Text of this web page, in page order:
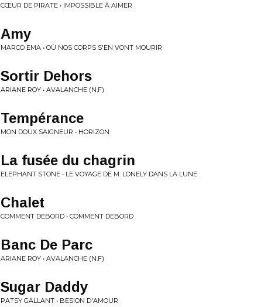
CŒUR DE PIRATE • IMPOSSIBLE À AIMER
Amy
MARCO EMA • OÙ NOS CORPS S'EN VONT MOURIR
Sortir Dehors
ARIANE ROY • AVALANCHE (N​.​F)
Tempérance
MON DOUX SAIGNEUR • HORIZON
La fusée du chagrin
ELEPHANT STONE • LE VOYAGE DE M. LONELY DANS LA LUNE
Chalet
COMMENT DEBORD • COMMENT DEBORD
Banc De Parc
ARIANE ROY • AVALANCHE (N​.​F)
Sugar Daddy
PATSY GALLANT • BESION D'AMOUR